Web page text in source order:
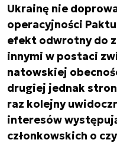
Ukrainę nie
operacyjności
efekt odwrotny do
innymi w postaci
natowskiej
drugiej jednak
raz kolejny
interesów
członkowskich o